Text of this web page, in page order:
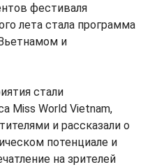
фестиваля
лета стала программа
и
стали
Miss World Vietnam,
и рассказали о
потенциале и
на зрителей